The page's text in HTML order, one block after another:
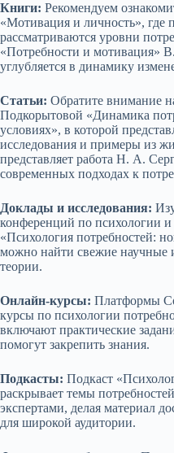
Книги: Рекомендуем
«Мотивация и личность», где
рассматриваются уровни
«Потребности и мотивация»
углубляется в динамику
Статьи: Обратите внимание
Подкорытовой «Динамика
условиях», в которой
исследования и примеры из
представляет работа Н. А.
современных подходах к
Доклады и исследования:
конференций по психологии
«Психология потребностей:
можно найти свежие научные
теории.
Онлайн-курсы: Платформы
курсы по психологии
включают практические
помогут закрепить знания.
Подкасты: Подкаст
раскрывает темы
экспертами, делая материал
для широкой аудитории.